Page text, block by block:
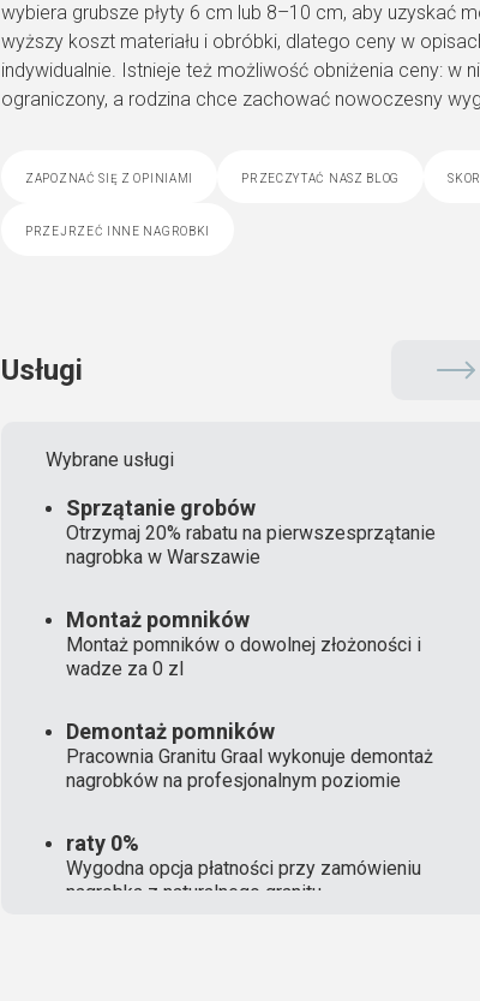
wybiera grubsze płyty 6 cm lub 8–10 cm, aby uzyskać
wyższy koszt materiału i obróbki, dlatego ceny w
indywidualnie. Istnieje też możliwość obniżenia ceny: w
ograniczony, a rodzina chce zachować nowoczesny
zapoznać się z opiniami przeczytać nasz blog
przejrzeć inne nagrobki
Usługi
Wybrane usługi
Sprzątanie grobów
Otrzymaj 20% rabatu na pierwszesprzątanie
nagrobka w Warszawie
Montaż pomników
Montaż pomników o dowolnej złożoności i
wadze za 0 zl
Demontaż pomników
Pracownia Granitu Graal wykonuje demontaż
nagrobków na profesjonalnym poziomie
raty 0%
Wygodna opcja płatności przy zamówieniu
nagrobka z naturalnego granitu